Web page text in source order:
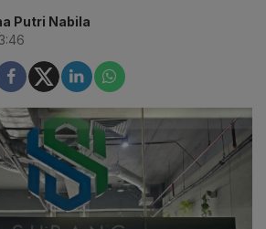
Putri Nabila